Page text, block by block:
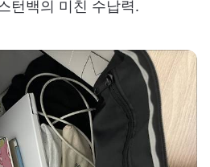
상까지 전부 아우르는